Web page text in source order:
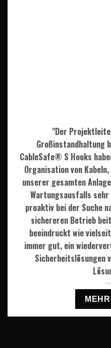
"Der
Großinstandhaltung
CableSafe® S Hooks
Organisation von
unserer gesamten
Wartungsausfalls
proaktiv bei der Suche
sichereren Betrieb
beeindruckt wie
immer gut, ein
Sicherheitslösungen